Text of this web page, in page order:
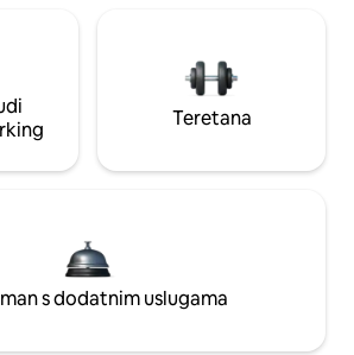
Teretana
s dodatnim uslugama